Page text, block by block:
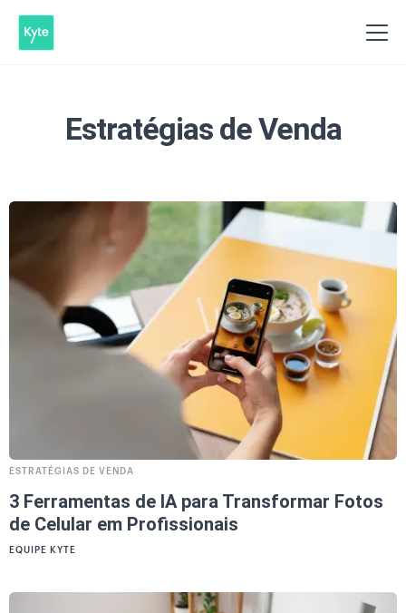
Estratégias de Venda
ESTRATÉGIAS DE VENDA
3 Ferramentas de IA para Transformar Fotos
de Celular em Profissionais
EQUIPE KYTE